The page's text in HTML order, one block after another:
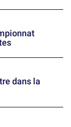
dans la